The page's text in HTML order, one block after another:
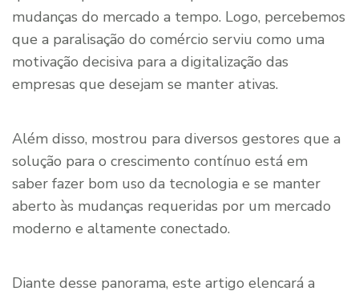
mudanças do mercado a tempo. Logo, percebemos
que a paralisação do comércio serviu como uma
motivação decisiva para a digitalização das
empresas que desejam se manter ativas.
Além disso, mostrou para diversos gestores que a
solução para o crescimento contínuo está em
saber fazer bom uso da tecnologia e se manter
aberto às mudanças requeridas por um mercado
moderno e altamente conectado.
Diante desse panorama, este artigo elencará a